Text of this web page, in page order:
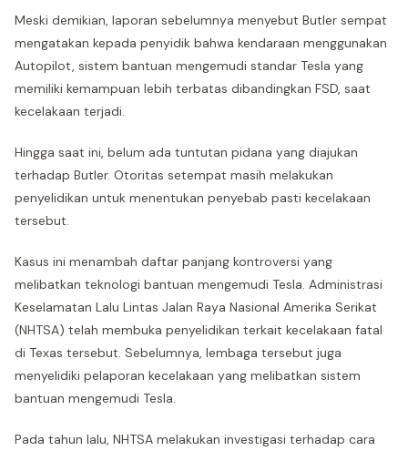
Meski demikian, laporan sebelumnya menyebut Butler sempat
mengatakan kepada penyidik bahwa kendaraan menggunakan
Autopilot, sistem bantuan mengemudi standar Tesla yang
memiliki kemampuan lebih terbatas dibandingkan FSD, saat
kecelakaan terjadi.
Hingga saat ini, belum ada tuntutan pidana yang diajukan
terhadap Butler. Otoritas setempat masih melakukan
penyelidikan untuk menentukan penyebab pasti kecelakaan
tersebut.
Kasus ini menambah daftar panjang kontroversi yang
melibatkan teknologi bantuan mengemudi Tesla. Administrasi
Keselamatan Lalu Lintas Jalan Raya Nasional Amerika Serikat
(NHTSA) telah membuka penyelidikan terkait kecelakaan fatal
di Texas tersebut. Sebelumnya, lembaga tersebut juga
menyelidiki pelaporan kecelakaan yang melibatkan sistem
bantuan mengemudi Tesla.
Pada tahun lalu, NHTSA melakukan investigasi terhadap cara